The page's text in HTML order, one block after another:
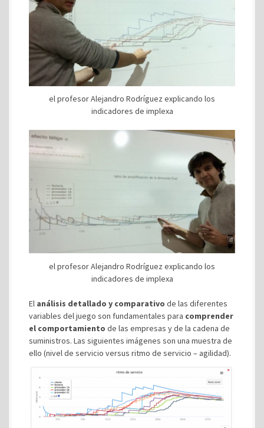
el profesor Alejandro Rodríguez explicando los
indicadores de implexa
el profesor Alejandro Rodríguez explicando los
indicadores de implexa
El análisis detallado y comparativo de las diferentes
variables del juego son fundamentales para comprender
el comportamiento de las empresas y de la cadena de
suministros. Las siguientes imágenes son una muestra de
ello (nivel de servicio versus ritmo de servicio – agilidad).